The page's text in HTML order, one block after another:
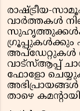
രാഷ്ട്രീയ-
വാർത്തകൾ
ഗ്രൂപ്പുകൾക്കും
അപ്ഡേറ്റുകൾ
വാട്സ്ആപ്പ്
ഫോളോ
താഴെ